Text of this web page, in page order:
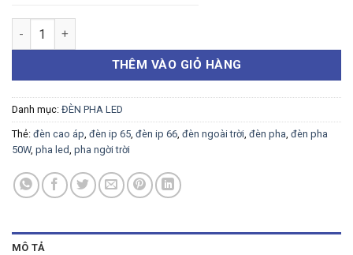
ĐÈN PHA LED CỐC 300W số lượng
THÊM VÀO GIỎ HÀNG
Danh mục: ĐÈN PHA LED
Thẻ: đèn cao áp, đèn ip 65, đèn ip 66, đèn ngoài trời, đèn pha, đèn pha
50W, pha led, pha ngời trời
MÔ TẢ